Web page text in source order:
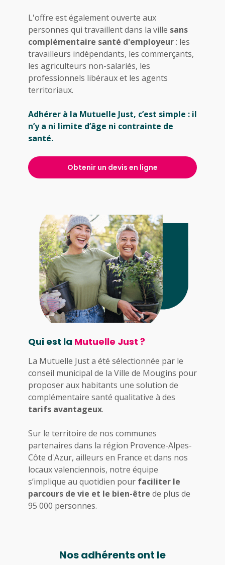
L'offre est également ouverte aux
personnes qui travaillent dans la ville sans
complémentaire santé d'employeur: les
travailleurs indépendants, les commerçants,
les agriculteurs non-salariés, les
professionnels libéraux et les agents
territoriaux.
Adhérer à la Mutuelle Just, c’est simple : il
n’y a ni limite d’âge ni contrainte de
santé.
Obtenir un devis en ligne
Qui est la Mutuelle Just ?
La Mutuelle Just a été sélectionnée par le
conseil municipal de la Ville de Mougins pour
proposer aux habitants une solution de
complémentaire santé qualitative à des
tarifs avantageux.
Sur le territoire de nos communes
partenaires dans la région Provence-Alpes-
Côte d'Azur, ailleurs en France et dans nos
locaux valenciennois, notre équipe
s’implique au quotidien pour faciliter le
parcours de vie et le bien-être de plus de
95 000 personnes.
Nos adhérents ont le